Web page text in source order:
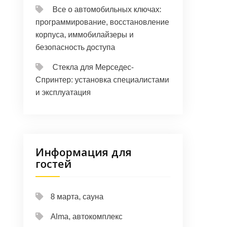
Все о автомобильных ключах:
программирование, восстановление
корпуса, иммобилайзеры и
безопасность доступа
Стекла для Мерседес-
Спринтер: установка специалистами
и эксплуатация
Информация для
гостей
8 марта, сауна
Alma, автокомплекс